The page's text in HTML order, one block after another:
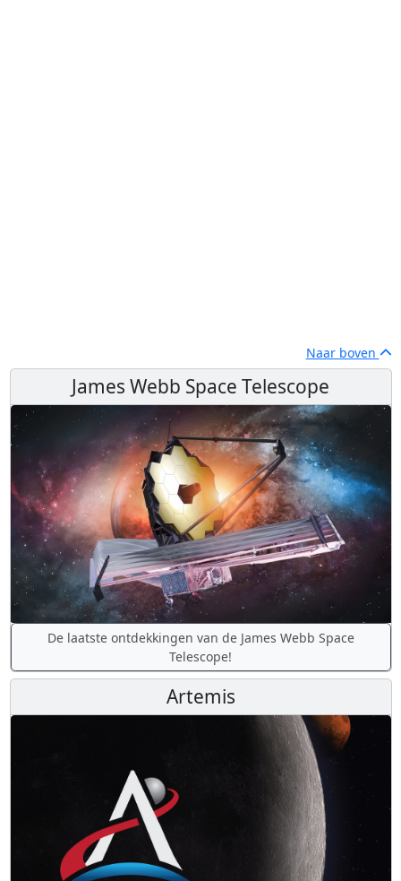
Naar boven
James Webb Space Telescope
De laatste ontdekkingen van de James Webb Space
Telescope!
Artemis